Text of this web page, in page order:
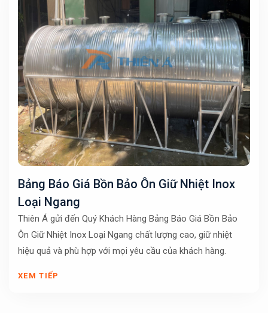
Bảng Báo Giá Bồn Bảo Ôn Giữ Nhiệt Inox
Loại Ngang
Thiên Á gửi đến Quý Khách Hàng Bảng Báo Giá Bồn Bảo
Ôn Giữ Nhiệt Inox Loại Ngang chất lượng cao, giữ nhiệt
hiệu quả và phù hợp với mọi yêu cầu của khách hàng.
XEM TIẾP